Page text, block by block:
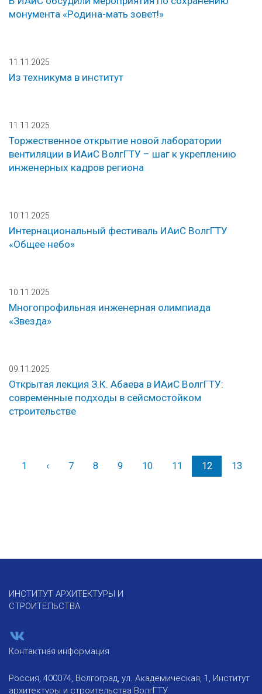
монумента «Родина-мать зовет!»
11.11.2025
Из техникума в институт
11.11.2025
Торжественное открытие новой лаборатории
вентиляции в ИАиС ВолгГТУ – шаг к укреплению
инженерных кадров региона
10.11.2025
Интернациональный фестиваль ИАиС ВолгГТУ
«Общее небо»
10.11.2025
Многопрофильная инженерная олимпиада
«Звезда»
09.11.2025
Открытая лекция З.К. Абаева в ИАиС ВолгГТУ:
современные подходы в сейсмостойком
строительстве
1 ‹Назад
7 8 9 10 11 12 13
ИНСТИТУТ АРХИТЕКТУРЫ И
СТРОИТЕЛЬСТВА
Контактная информация
Россия, 400074, Волгоград, ул. Академическая, 1, Институт
архитектуры и строительства ВолгГТУ